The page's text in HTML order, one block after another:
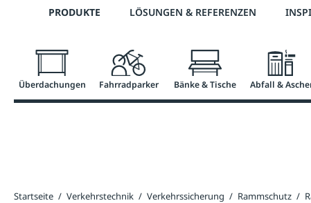
Zur Hauptnavigation springen
Telefon: 0800 / 100 49 02
PRODUKTE LÖSUNGEN & REFERENZEN
Überdachungen Fahrradparker Bänke & Tische Abfall &
Startseite / Verkehrstechnik / Verkehrssicherung / Rammschutz /